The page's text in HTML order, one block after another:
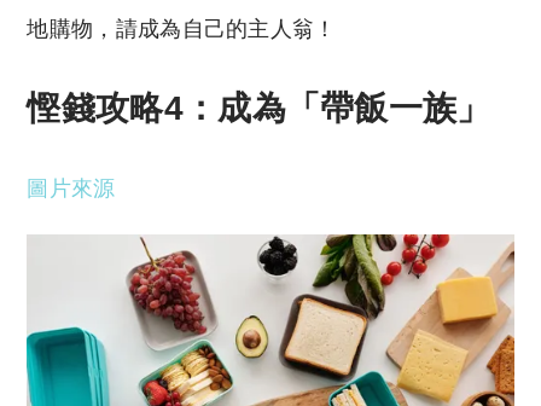
地購物，請成為自己的主人翁！
慳錢攻略4：成為「帶飯一族」
圖片來源